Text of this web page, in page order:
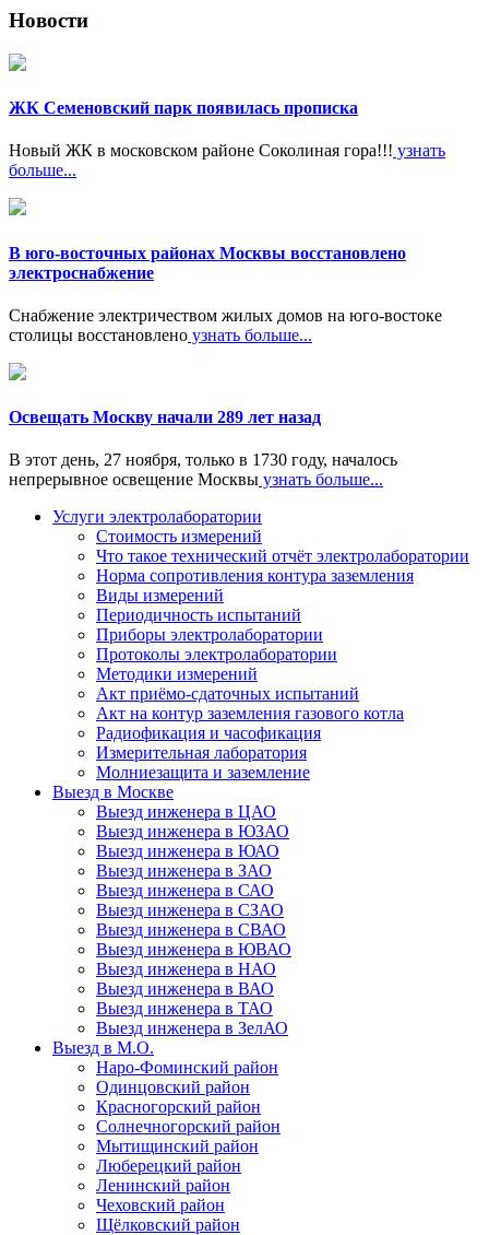
Новости
ЖК Семеновский парк появилась прописка
Новый ЖК в московском районе Соколиная гора!!! узнать
больше...
В юго-восточных районах Москвы восстановлено
электроснабжение
Снабжение электричеством жилых домов на юго-востоке
столицы восстановлено узнать больше...
Освещать Москву начали 289 лет назад
В этот день, 27 ноября, только в 1730 году, началось
непрерывное освещение Москвы узнать больше...
Услуги электролаборатории
Стоимость измерений
Что такое технический отчёт электролаборатории
Норма сопротивления контура заземления
Виды измерений
Периодичность испытаний
Приборы электролаборатории
Протоколы электролаборатории
Методики измерений
Акт приёмо-сдаточных испытаний
Акт на контур заземления газового котла
Радиофикация и часофикация
Измерительная лаборатория
Молниезащита и заземление
Выезд в Москве
Выезд инженера в ЦАО
Выезд инженера в ЮЗАО
Выезд инженера в ЮАО
Выезд инженера в ЗАО
Выезд инженера в САО
Выезд инженера в СЗАО
Выезд инженера в СВАО
Выезд инженера в ЮВАО
Выезд инженера в НАО
Выезд инженера в ВАО
Выезд инженера в ТАО
Выезд инженера в ЗелАО
Выезд в М.О.
Наро-Фоминский район
Одинцовский район
Красногорский район
Солнечногорский район
Мытищинский район
Люберецкий район
Ленинский район
Чеховский район
Щёлковский район